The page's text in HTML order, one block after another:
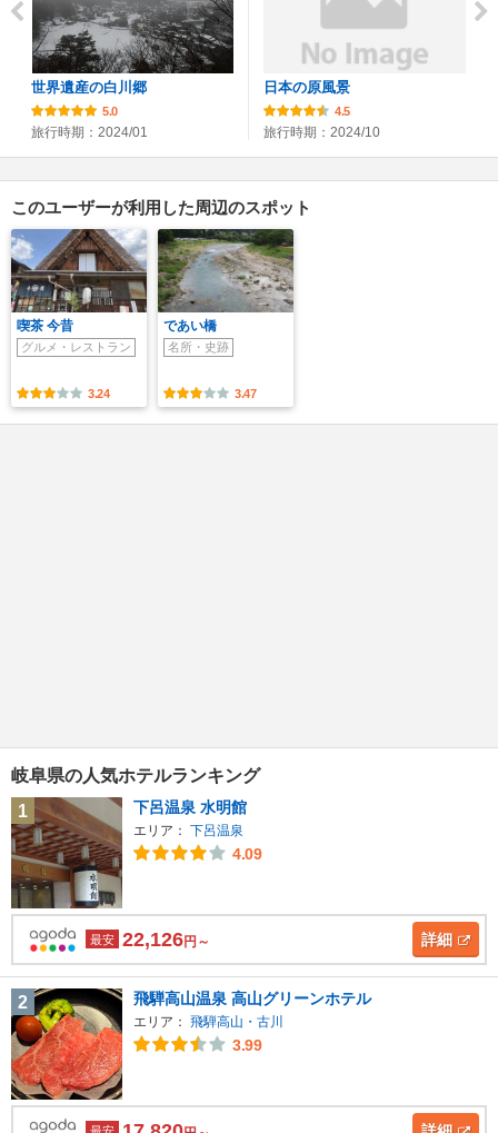
世界遺産の白川郷
5.0
旅行時期：2024/01
日本の原風景
4.5
旅行時期：2024/10
このユーザーが利用した周辺のスポット
喫茶 今昔
グルメ・レストラン
3.24
であい橋
名所・史跡
3.47
岐阜県の人気ホテルランキング
1
下呂温泉 水明館
エリア： 下呂温泉
4.09
最安 22,126円～ 詳細
2 飛騨高山温泉 高山グリーンホテル
エリア： 飛騨高山・古川
3.99